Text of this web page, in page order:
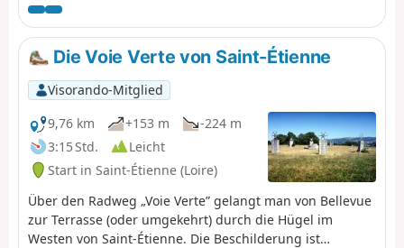
Die Voie Verte von Saint-Étienne
Visorando-Mitglied
9,76 km
+153 m
-224 m
3:15 Std.
Leicht
Start in Saint-Étienne (Loire)
Über den Radweg „Voie Verte” gelangt man von Bellevue
zur Terrasse (oder umgekehrt) durch die Hügel im
Westen von Saint-Étienne. Die Beschilderung ist